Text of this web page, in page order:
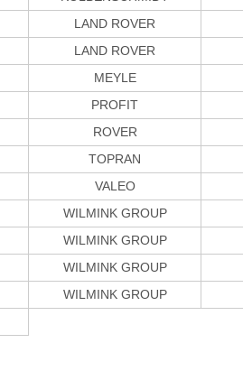
LAND ROVER
LAND ROVER
MEYLE
PROFIT
ROVER
TOPRAN
VALEO
WILMINK GROUP
WILMINK GROUP
WILMINK GROUP
WILMINK GROUP